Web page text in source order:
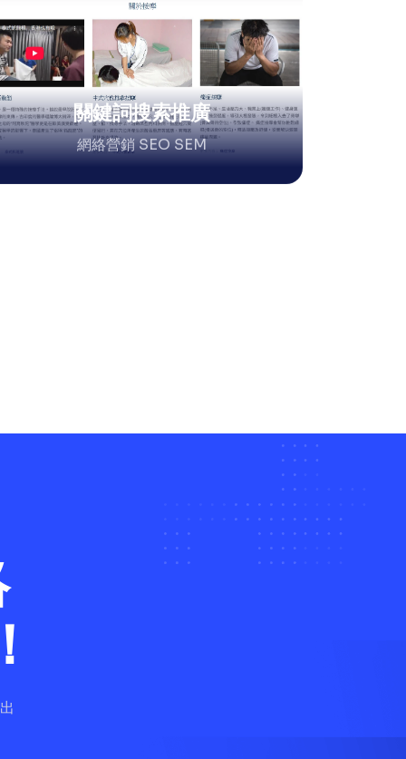
關鍵詞搜索推廣
網絡營銷 SEO SEM